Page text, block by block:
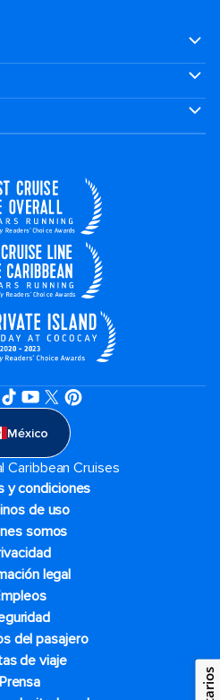
México
Caribbean Cruises
y condiciones
de uso
somos
legal
del pasajero
de viaje
Prensa